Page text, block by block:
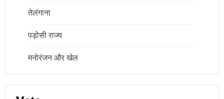
तेलंगाना
पड़ोसी राज्य
मनोरंजन और खेल